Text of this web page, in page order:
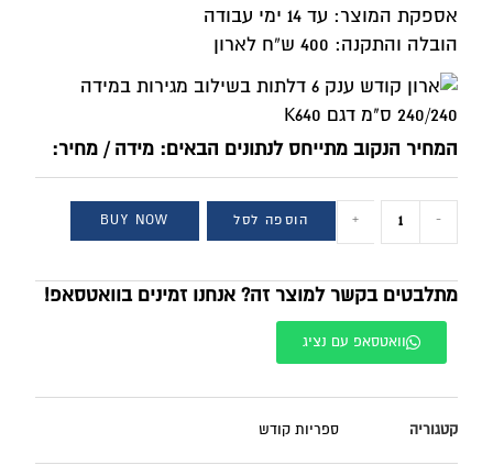
אספקת המוצר: עד 14 ימי עבודה
הובלה והתקנה: 400 ש”ח לארון
המחיר הנקוב מתייחס לנתונים הבאים: מידה / מחיר:
-
+ הוספה לסל BUY NOW
מתלבטים בקשר למוצר זה? אנחנו זמינים בוואטסאפ!
וואטסאפ עם נציג
קטגוריה ספריות קודש